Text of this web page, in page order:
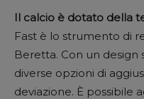
Il calcio è dotato della
Fast è lo strumento di
Beretta. Con un
diverse opzioni di
deviazione. È possibile